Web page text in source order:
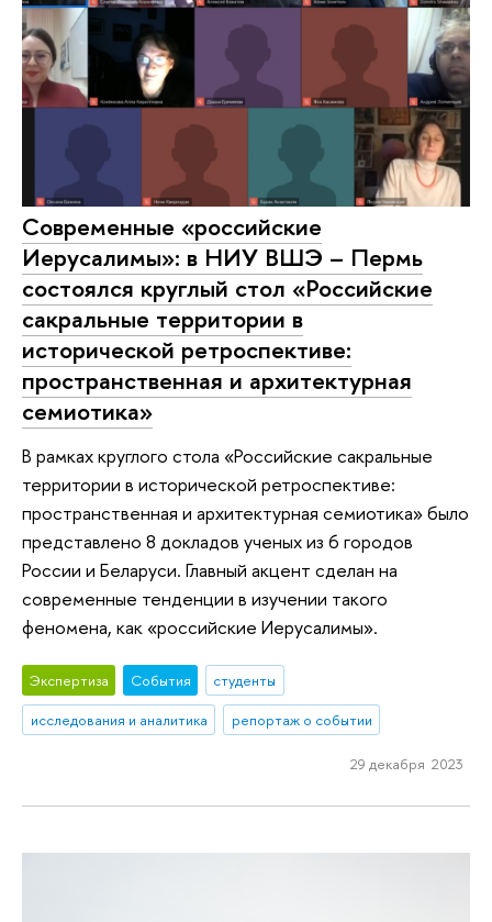
Современные «российские
Иерусалимы»: в НИУ ВШЭ – Пермь
состоялся круглый стол «Российские
сакральные территории в
исторической ретроспективе:
пространственная и архитектурная
семиотика»
В рамках круглого стола «Российские сакральные
территории в исторической ретроспективе:
пространственная и архитектурная семиотика» было
представлено 8 докладов ученых из 6 городов
России и Беларуси. Главный акцент сделан на
современные тенденции в изучении такого
феномена, как «российские Иерусалимы».
Экспертиза События
студенты
исследования и аналитика
репортаж о событии
29 декабря 2023